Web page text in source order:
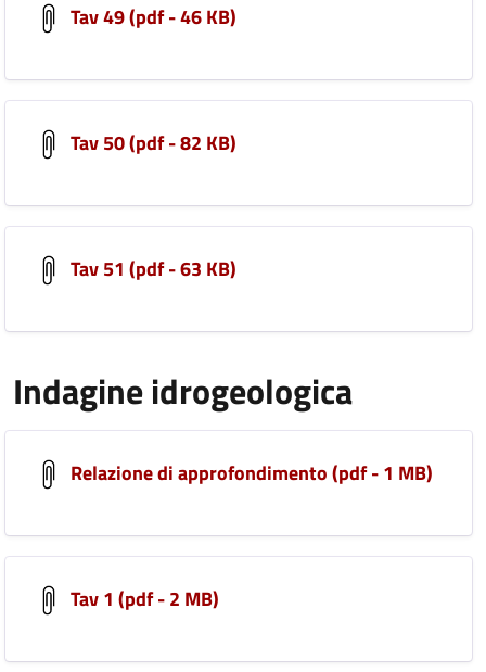
Tav 49 (pdf - 46 KB)
Tav 50 (pdf - 82 KB)
Tav 51 (pdf - 63 KB)
Indagine idrogeologica
Relazione di approfondimento (pdf - 1 MB)
Tav 1 (pdf - 2 MB)